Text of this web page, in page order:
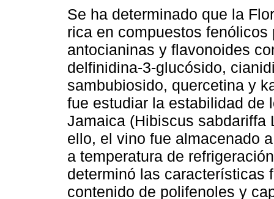
Se ha determinado que la
rica en compuestos fenólicos
antocianinas y flavonoides
delfinidina-3-glucósido,
sambubiosido, quercetina y
fue estudiar la estabilidad de
Jamaica (Hibiscus sabdariffa
ello, el vino fue almacenado
a temperatura de
determinó las características
contenido de polifenoles y